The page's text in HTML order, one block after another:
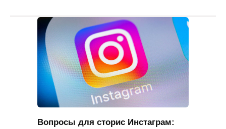
Вопросы для сторис Инстаграм: